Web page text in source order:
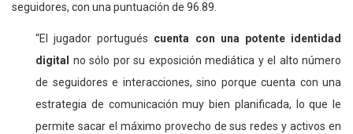
seguidores, con una puntuación de 96.89.
“El jugador portugués cuenta con una potente identidad
digital
no sólo por su exposición mediática y el alto número
de seguidores e interacciones, sino porque cuenta con una
estrategia de comunicación muy bien planificada, lo que le
permite sacar el máximo provecho de sus redes y activos en